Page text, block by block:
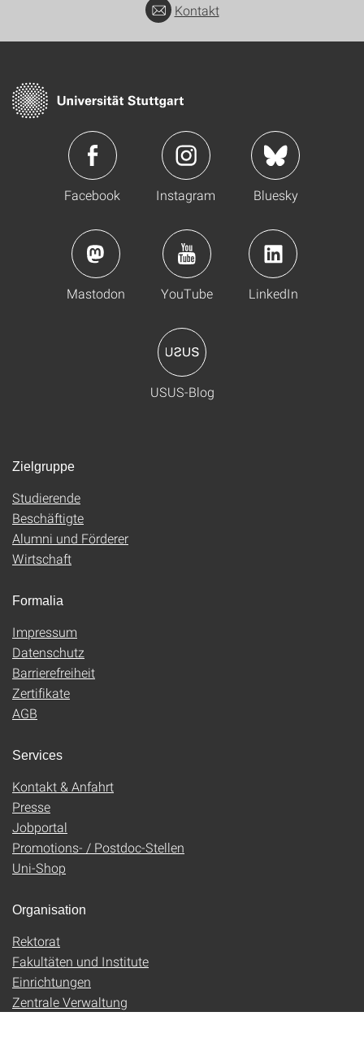
Kontakt
Facebook Instagram Bluesky
Mastodon YouTube LinkedIn
USUS-Blog
Zielgruppe
Studierende
Beschäftigte
Alumni und Förderer
Wirtschaft
Formalia
Impressum
Datenschutz
Barrierefreiheit
Zertifikate
AGB
Services
Kontakt & Anfahrt
Presse
Jobportal
Promotions- / Postdoc-Stellen
Uni-Shop
Organisation
Rektorat
Fakultäten und Institute
Einrichtungen
Zentrale Verwaltung